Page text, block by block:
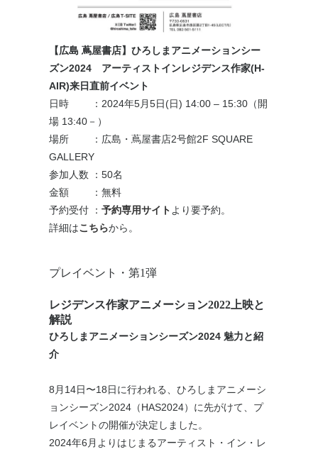
【広島 蔦屋書店】ひろしまアニメーションシー
ズン2024 アーティストインレジデンス作家(H-
AIR)来日直前イベント
日時 ：2024年5月5日(日) 14:00 – 15:30 （開
場 13:40－）
場所 ：広島・蔦屋書店2号館2F SQUARE
GALLERY
参加人数 ：50名
金額 ：無料
予約受付 ：予約専用サイトより要予約。
詳細はこちらから。
プレイベント・第1弾
レジデンス作家アニメーション2022上映と
解説
ひろしまアニメーションシーズン2024 魅力と紹
介
8月14日〜18日に行われる、ひろしまアニメーシ
ョンシーズン2024（HAS2024）に先がけて、プ
レイベントの開催が決定しました。
2024年6月よりはじまるアーティスト・イン・レ